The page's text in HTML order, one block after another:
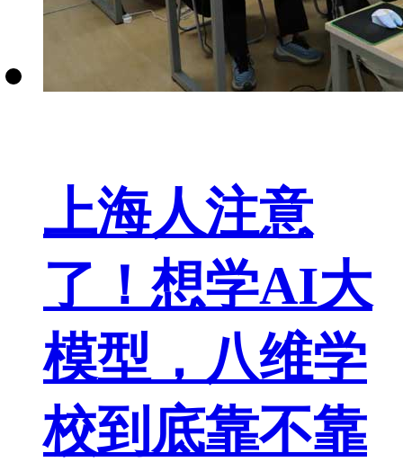
上海人注意
了！想学AI大
模型，八维学
校到底靠不靠